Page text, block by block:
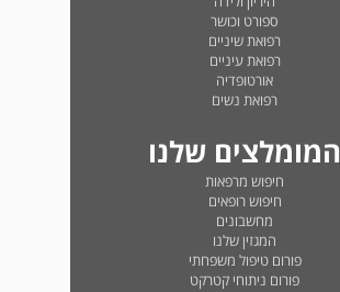
ספורט וכושר
רפואת שיניים
רפואת עיניים
אורטופדיה
רפואת נשים
המומלצים שלנו
חיפוש מרפאות
חיפוש רופאים
מחשבונים
המגזין שלנו
פורום טיפול משפחתי
פורום ניתוחי קטרקט